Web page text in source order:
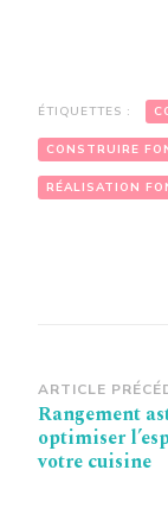
ÉTIQUETTES :
CONSTRUIRE
RÉALISATION
d’article
ARTICLE
Rangement
optimiser
votre cuisine